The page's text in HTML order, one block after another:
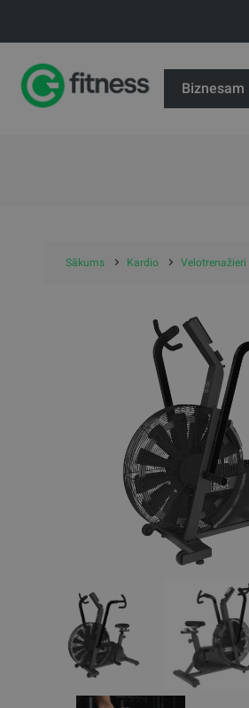
Biznesam
Sākums Kardio Velotrenažieri